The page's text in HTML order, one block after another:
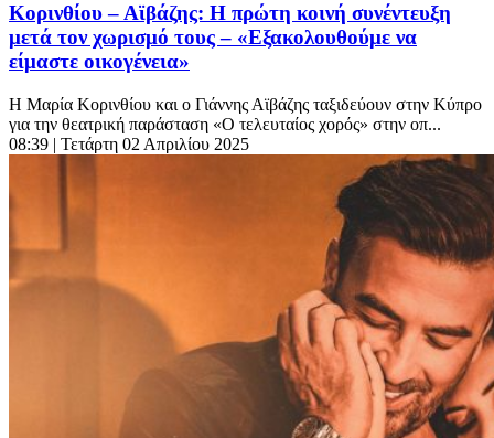
Κορινθίου – Αϊβάζης: Η πρώτη κοινή συνέντευξη
μετά τον χωρισμό τους – «Εξακολουθούμε να
είμαστε οικογένεια»
Η Μαρία Κορινθίου και ο Γιάννης Αϊβάζης ταξιδεύουν στην Κύπρο
για την θεατρική παράσταση «Ο τελευταίος χορός» στην οπ...
08:39 | Τετάρτη 02 Απριλίου 2025